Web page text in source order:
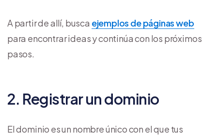
A partir de allí, busca ejemplos de páginas web
para encontrar ideas y continúa con los próximos
pasos.
2. Registrar un dominio
El dominio es un nombre único con el que tus